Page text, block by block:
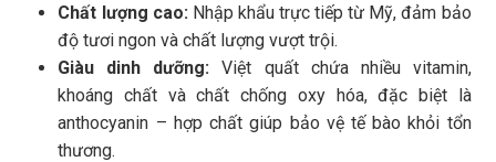
Chất lượng cao: Nhập khẩu trực tiếp từ Mỹ, đảm bảo
độ tươi ngon và chất lượng vượt trội.
Giàu dinh dưỡng: Việt quất chứa nhiều vitamin,
khoáng chất và chất chống oxy hóa, đặc biệt là
anthocyanin – hợp chất giúp bảo vệ tế bào khỏi tổn
thương.